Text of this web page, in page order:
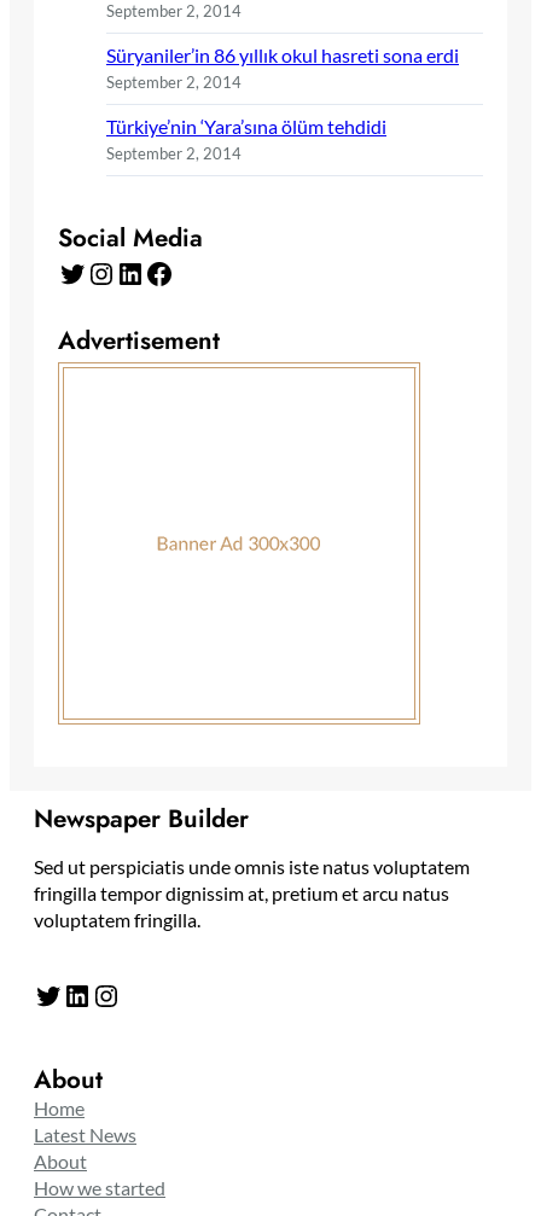
September 2, 2014
Süryaniler’in 86 yıllık okul hasreti sona erdi
September 2, 2014
Türkiye’nin ‘Yara’sına ölüm tehdidi
September 2, 2014
Social Media
Twitter Instagram LinkedIn Facebook
Advertisement
Newspaper Builder
Sed ut perspiciatis unde omnis iste natus voluptatem
fringilla tempor dignissim at, pretium et arcu natus
voluptatem fringilla.
Twitter LinkedIn Instagram
About
Home
Latest News
About
How we started